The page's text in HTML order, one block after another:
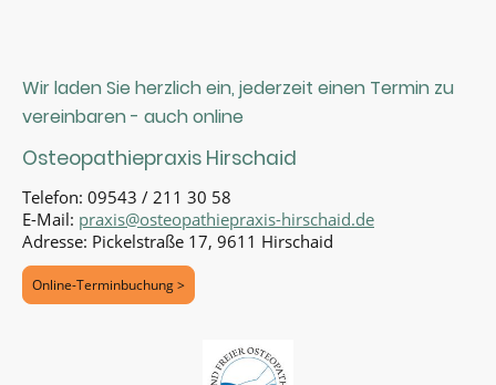
Wir laden Sie herzlich ein, jederzeit einen Termin zu
vereinbaren - auch online
Osteopathiepraxis Hirschaid
Telefon: 09543 / 211 30 58
E-Mail: praxis@osteopathiepraxis-hirschaid.de
Adresse: Pickelstraße 17, 9611 Hirschaid
Online-Terminbuchung >